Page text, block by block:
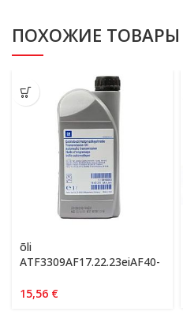
ПОХОЖИЕ ТОВАРЫ
õli
ATF3309AF17.22.23eiAF40-
15,56 €